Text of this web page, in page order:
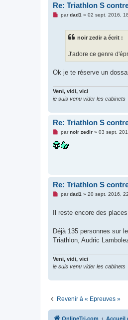
l
u
Re: Triathlon S
M
n
l
pardad1» 02 sept. 2016,
noir zedir a écrit :
J'adore ce genre
Ok je te réserve un
Veni, vidi, vici
je suis venu vider les cabinets
Re: Triathlon S
M
s
s
n
u
parnoir zedir» 03 sept.
Re: Triathlon S
M
s
e
n
o
l
u
pardad1» 20 sept. 2016,
Il reste encore des
Déjà 135 personnes sur
Triathlon, Audric
Veni, vidi, vici
je suis venu vider les cabinets
Revenir à « Epreuves »
OnlineTri.com Accueil